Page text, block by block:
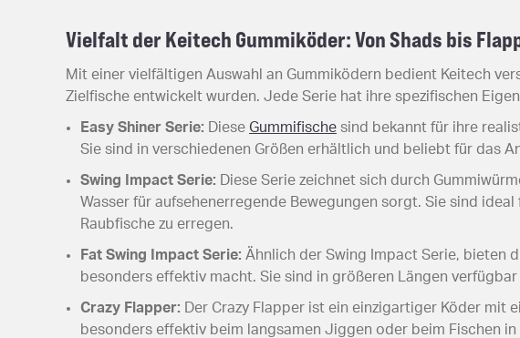
Vielfalt der Keitech Gummiköder: Von Shads bis
Mit einer vielfältigen Auswahl an Gummiködern bedient Keitech
Zielfische entwickelt wurden. Jede Serie hat ihre spezifischen
Easy Shiner Serie: Diese Gummifische sind bekannt für ihre
Sie sind in verschiedenen Größen erhältlich und beliebt für das
Swing Impact Serie: Diese Serie zeichnet sich durch
Wasser für aufsehenerregende Bewegungen sorgt. Sie sind
Raubfische zu erregen.
Fat Swing Impact Serie: Ähnlich der Swing Impact Serie, bieten
besonders effektiv macht. Sie sind in größeren Längen
Crazy Flapper: Der Crazy Flapper ist ein einzigartiger Köder mit
besonders effektiv beim langsamen Jiggen oder beim Fischen